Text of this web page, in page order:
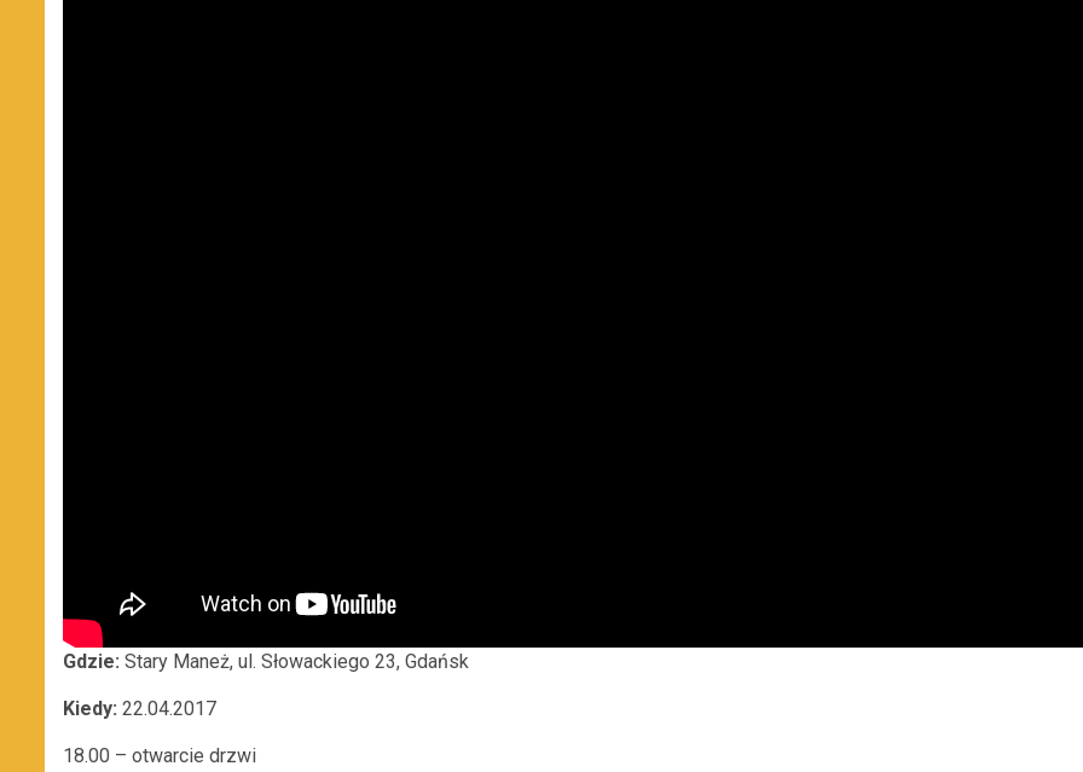
Gdzie: Stary Maneż, ul. Słowackiego 23, Gdańsk
Kiedy: 22.04.2017
18.00 – otwarcie drzwi